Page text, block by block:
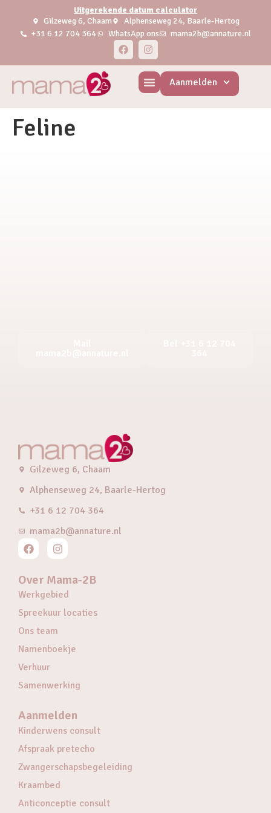
Uitgerekende datum calculator
Gilzeweg 6, Chaam
Alphenseweg 24, Baarle-Hertog
+31 6 12 704 364
WhatsApp ons mama2b@annature.nl
Aanmelden
Feline
Gilzeweg 6, Chaam
Alphenseweg 24, Baarle-Hertog
+31 6 12 704 364
mama2b@annature.nl
Over Mama-2B
Werkgebied
Spreekuur locaties
Ons team
Namenboekje
Verhuur
Samenwerking
Aanmelden
Kinderwens consult
Afspraak pretecho
Zwangerschapsbegeleiding
Kraambed
Anticonceptie consult